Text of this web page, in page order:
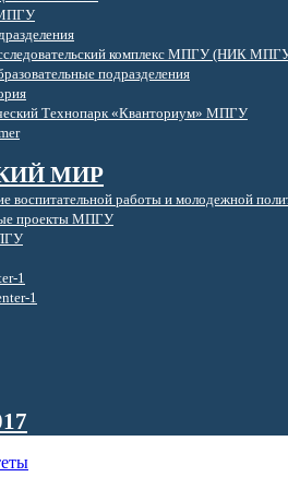
комплекс МПГУ (НИК
подразделения
Технопарк «Кванториум» МПГУ
МИР
воспитательной работы и молодежной
проекты МПГУ